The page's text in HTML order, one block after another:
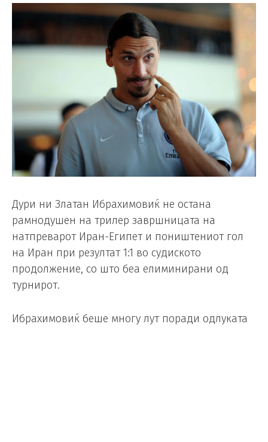
Дури ни Златан Ибрахимовиќ не остана
рамнодушен на трилер завршницата на
натпреварот Иран-Египет и поништениот гол
на Иран при резултат 1:1 во судиското
продолжение, со што беа елиминирани од
турнирот.
Ибрахимовиќ беше многу лут поради одлуката